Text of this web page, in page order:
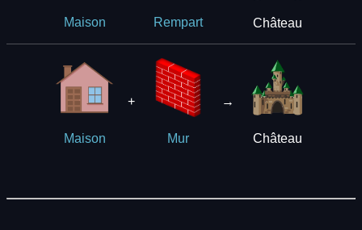
Maison Rempart Château
Maison
+
Mur
→
Château